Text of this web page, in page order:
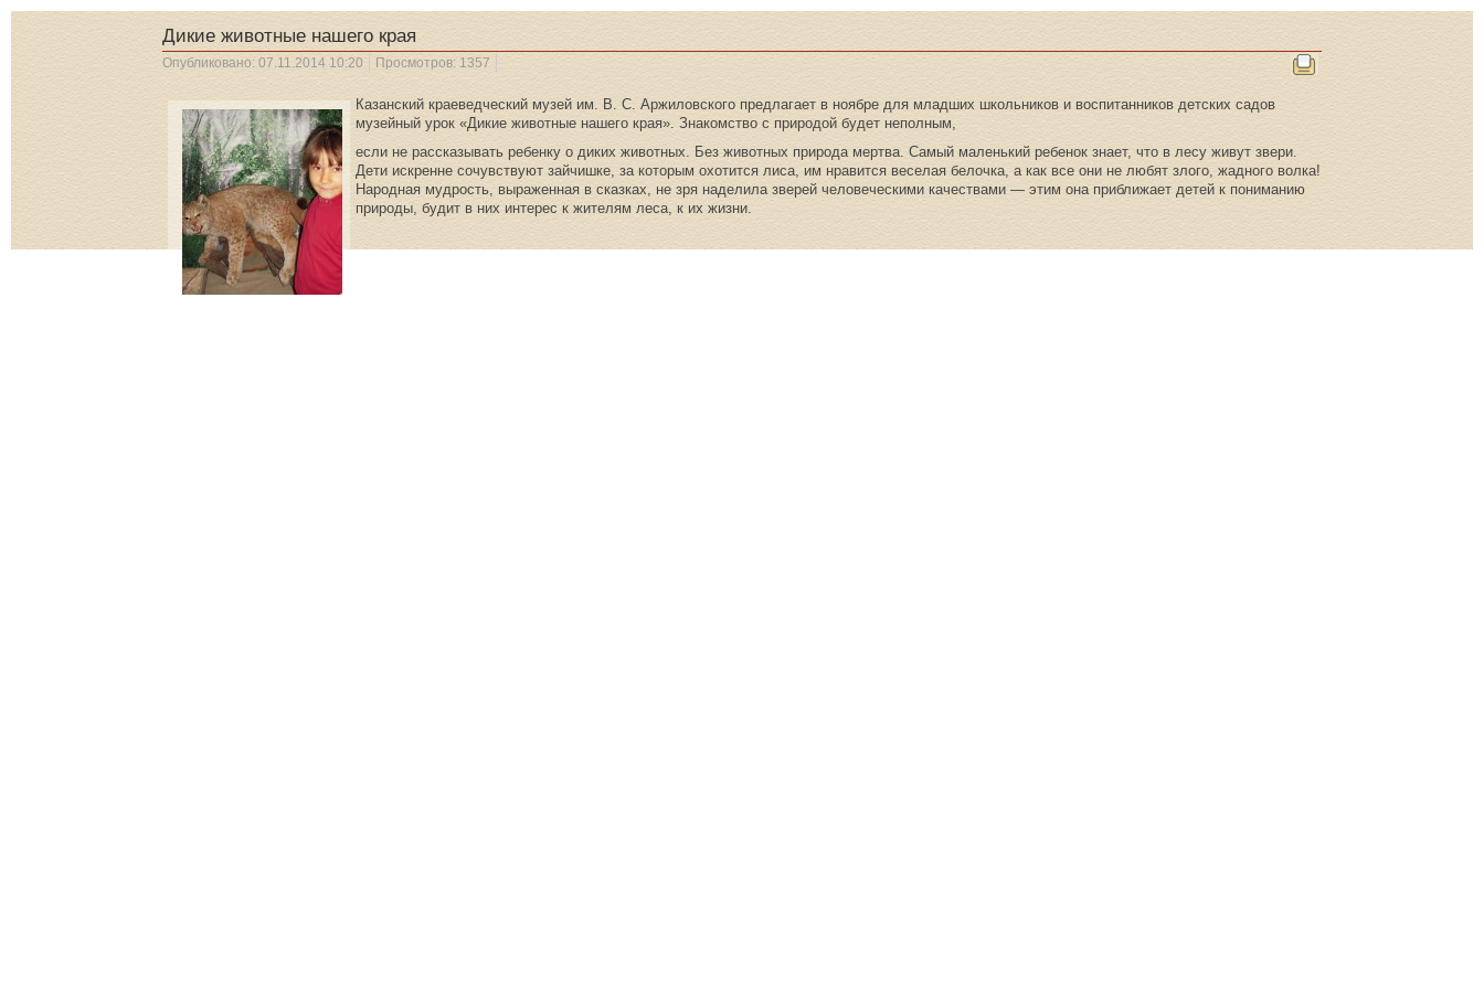
Дикие животные нашего края
Опубликовано: 07.11.2014 10:20 Просмотров: 1357
Казанский краеведческий музей им. В. С. Аржиловского предлагает в ноябре для младших школьников и воспитанников детских садов
музейный урок «Дикие животные нашего края». Знакомство с природой будет неполным,
если не рассказывать ребенку о диких животных. Без животных природа мертва. Самый маленький ребенок знает, что в лесу живут звери.
Дети искренне сочувствуют зайчишке, за которым охотится лиса, им нравится веселая белочка, а как все они не любят злого, жадного волка!
Народная мудрость, выраженная в сказках, не зря наделила зверей человеческими качествами — этим она приближает детей к пониманию
природы, будит в них интерес к жителям леса, к их жизни.